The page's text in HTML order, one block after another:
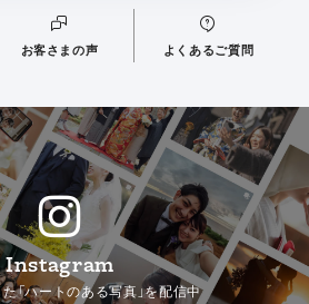
お客さまの声 よくあるご質問
Instagram
「ハートのある写真」を配信中